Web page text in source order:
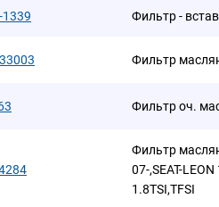
1339 Фильтр -
Фильтр
Фильтр оч.
Фильтр
07-,SEAT-
1.8TSI,TFSI